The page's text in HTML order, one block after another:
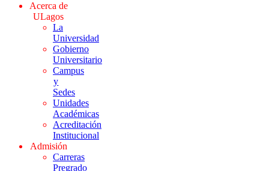
Acerca de
ULagos
La
Universidad
Gobierno
Universitario
Campus
y
Sedes
Unidades
Académicas
Acreditación
Institucional
Admisión
Carreras
Pregrado